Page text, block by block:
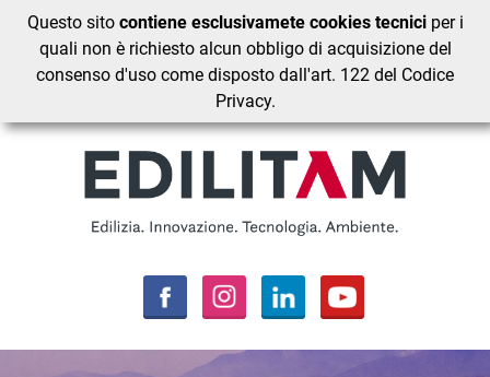
Questo sitocontiene esclusivamete cookies tecniciper i
quali non è richiesto alcun obbligo di acquisizione del
consenso d'uso come disposto dall'art. 122 del Codice
Privacy.